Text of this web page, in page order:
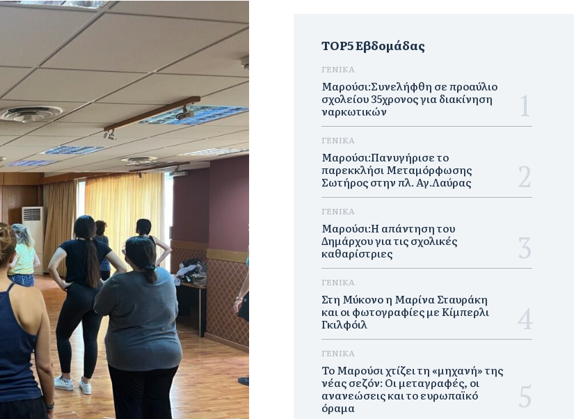
TOP5 Εβδομάδας
ΓΕΝΙΚΑ
Μαρούσι:Συνελήφθη σε προαύλιο
σχολείου 35χρονος για διακίνηση
ναρκωτικών
ΓΕΝΙΚΑ
Μαρούσι:Πανυγήρισε το
παρεκκλήσι Μεταμόρφωσης
Σωτήρος στην πλ. Αγ.Λαύρας
ΓΕΝΙΚΑ
Μαρούσι:Η απάντηση του
Δημάρχου για τις σχολικές
καθαρίστριες
ΓΕΝΙΚΑ
Στη Μύκονο η Μαρίνα Σταυράκη
και οι φωτογραφίες με Κίμπερλι
Γκιλφόιλ
ΓΕΝΙΚΑ
Το Μαρούσι χτίζει τη «μηχανή» της
νέας σεζόν: Οι μεταγραφές, οι
ανανεώσεις και το ευρωπαϊκό
όραμα